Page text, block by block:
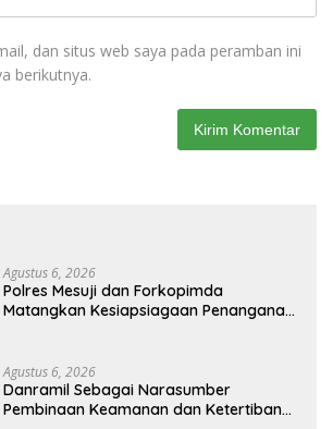
dan situs web saya pada peramban ini
berikutnya.
Agustus 6, 2026
Polres Mesuji dan Forkopimda
Matangkan Kesiapsiagaan Penanganan
Agustus 6, 2026
Danramil Sebagai Narasumber
Pembinaan Keamanan dan Ketertiban